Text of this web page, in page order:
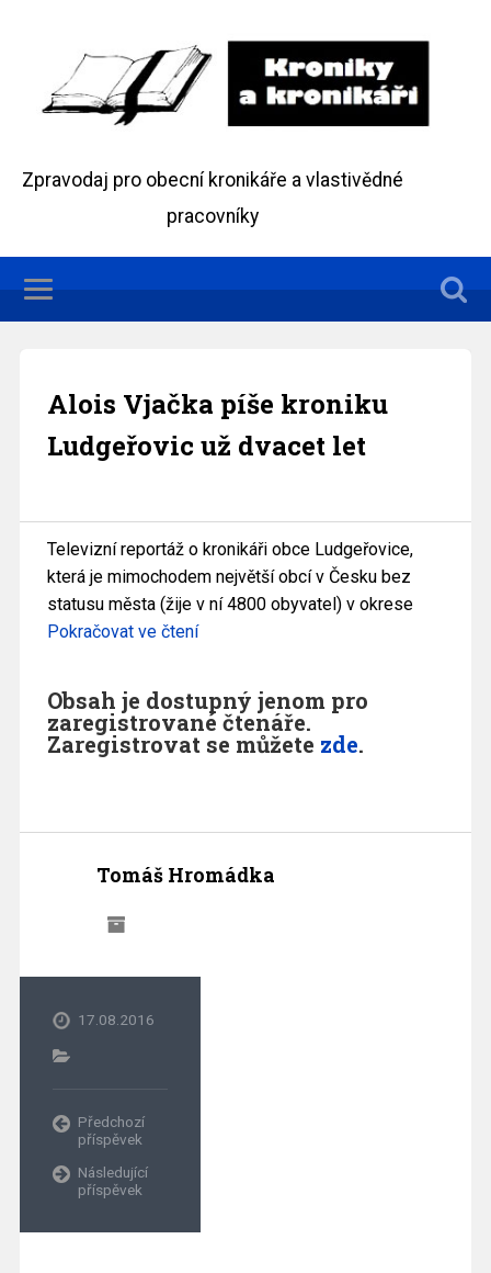
Zpravodaj pro obecní kronikáře a vlastivědné
pracovníky
Alois Vjačka píše kroniku
Ludgeřovic už dvacet let
Televizní reportáž o kronikáři obce Ludgeřovice,
která je mimochodem největší obcí v Česku bez
statusu města (žije v ní 4800 obyvatel) v okrese
Pokračovat ve čtení
Obsah je dostupný jenom pro
zaregistrované čtenáře.
Zaregistrovat se můžete zde.
Tomáš Hromádka
17.08.2016
Předchozí
příspěvek
Následující
příspěvek